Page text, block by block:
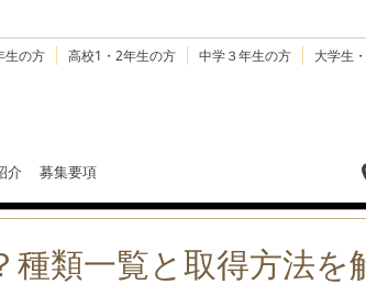
生の方 高校1・2年生の方 中学３年生の方 大学生
介 募集要項
類一覧と取得方法を